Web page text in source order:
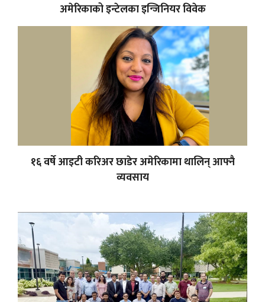
अमेरिकाको इन्टेलका इन्जिनियर विवेक
१६ वर्षे आइटी करिअर छाडेर अमेरिकामा थालिन् आफ्नै
व्यवसाय